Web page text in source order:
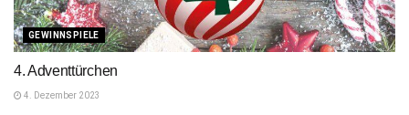
GEWINNSPIELE
4. Adventtürchen
4. Dezember 2023